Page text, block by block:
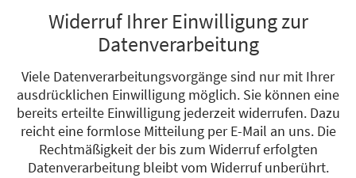
Widerruf Ihrer Einwilligung zur
Datenverarbeitung
Viele Datenverarbeitungsvorgänge sind nur mit Ihrer
ausdrücklichen Einwilligung möglich. Sie können eine
bereits erteilte Einwilligung jederzeit widerrufen. Dazu
reicht eine formlose Mitteilung per E-Mail an uns. Die
Rechtmäßigkeit der bis zum Widerruf erfolgten
Datenverarbeitung bleibt vom Widerruf unberührt.